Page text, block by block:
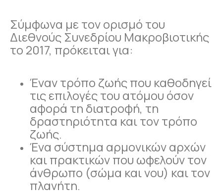
Σύμφωνα με τον ορισμό του
Διεθνούς Συνεδρίου Μακροβιοτικής
το 2017, πρόκειται για:
Έναν τρόπο ζωής που καθοδηγεί
τις επιλογές του ατόμου όσον
αφορά τη διατροφή, τη
δραστηριότητα και τον τρόπο
ζωής.
Ένα σύστημα αρμονικών αρχών
και πρακτικών που ωφελούν τον
άνθρωπο (σώμα και νου) και τον
πλανήτη.